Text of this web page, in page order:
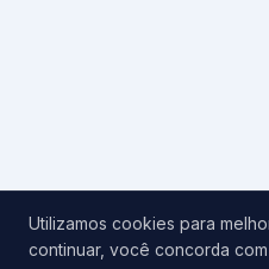
Utilizamos cookies para
continuar, você concorda